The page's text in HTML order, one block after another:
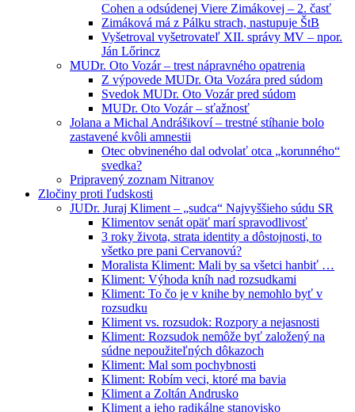
Cohen a odsúdenej Viere Zimákovej – 2. časť
Zimáková má z Pálku strach, nastupuje ŠtB
Vyšetroval vyšetrovateľ XII. správy MV – npor.
Ján Lőrincz
MUDr. Oto Vozár – trest nápravného opatrenia
Z výpovede MUDr. Ota Vozára pred súdom
Svedok MUDr. Oto Vozár pred súdom
MUDr. Oto Vozár – sťažnosť
Jolana a Michal Andrášikoví – trestné stíhanie bolo
zastavené kvôli amnestii
Otec obvineného dal odvolať otca „korunného“
svedka?
Pripravený zoznam Nitranov
Zločiny proti ľudskosti
JUDr. Juraj Kliment – „sudca“ Najvyššieho súdu SR
Klimentov senát opäť marí spravodlivosť
3 roky života, strata identity a dôstojnosti, to
všetko pre pani Cervanovú?
Moralista Kliment: Mali by sa všetci hanbiť …
Kliment: Výhoda kníh nad rozsudkami
Kliment: To čo je v knihe by nemohlo byť v
rozsudku
Kliment vs. rozsudok: Rozpory a nejasnosti
Kliment: Rozsudok nemôže byť založený na
súdne nepoužiteľných dôkazoch
Kliment: Mal som pochybnosti
Kliment: Robím veci, ktoré ma bavia
Kliment a Zoltán Andrusko
Kliment a jeho radikálne stanovisko